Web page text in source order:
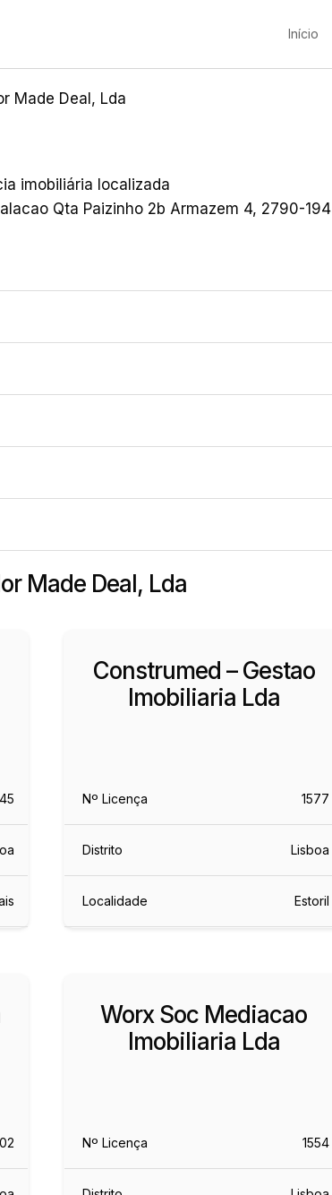
Início
Made Deal, Lda
imobiliária localizada
Qta Paizinho 2b Armazem 4, 2790-194
Made Deal, Lda
Construmed – Gestao
Imobiliaria Lda
Nº Licença 1577
Distrito Lisboa
Localidade Estoril
Worx Soc Mediacao
Imobiliaria Lda
Nº Licença 1554